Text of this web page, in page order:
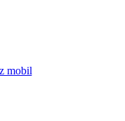
mobil